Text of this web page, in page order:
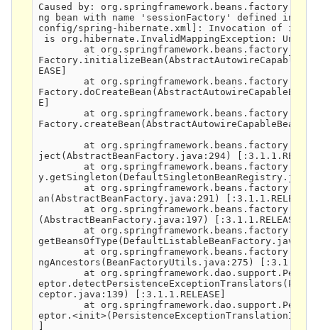
Caused by:
ng bean with name 'sessionFactory' defined in
config/spring-hibernate.xml]: Invocation of init
is org.hibernate.InvalidMappingException: Unable
at
EASE]
at
E]
at
at
ject(AbstractBeanFactory.java:294)
at
at
an(AbstractBeanFactory.java:291) [:3.1.1.RELEASE]
at
(AbstractBeanFactory.java:197) [:3.1.1.RELEASE]
at
at
ngAncestors(BeanFactoryUtils.java:275)
at
ceptor.java:139) [:3.1.1.RELEASE]
at